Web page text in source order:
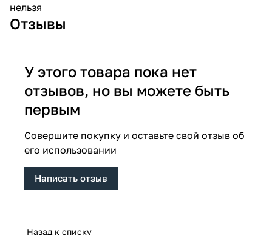
нельзя
Отзывы
У этого товара пока нет
отзывов, но вы можете быть
первым
Совершите покупку и оставьте свой отзыв об
его использовании
Написать отзыв
Назад к списку